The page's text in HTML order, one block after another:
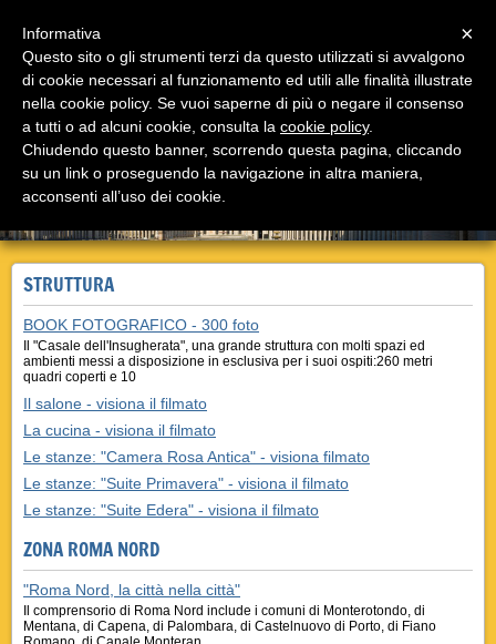
Casale Insugherata B&B Roma
Il bed and breakfast Casale Insugherata è a Roma in
via Cassia, unico nel suo genere!
STRUTTURA
BOOK FOTOGRAFICO - 300 foto
Il "Casale dell'Insugherata", una grande struttura con molti spazi ed
ambienti messi a disposizione in esclusiva per i suoi ospiti:260 metri
quadri coperti e 10
Il salone - visiona il filmato
La cucina - visiona il filmato
Le stanze: "Camera Rosa Antica" - visiona filmato
Le stanze: "Suite Primavera" - visiona il filmato
Le stanze: "Suite Edera" - visiona il filmato
ZONA ROMA NORD
"Roma Nord, la città nella città"
Il comprensorio di Roma Nord include i comuni di Monterotondo, di
Mentana, di Capena, di Palombara, di Castelnuovo di Porto, di Fiano
×
Informativa
Questo sito o gli strumenti terzi da questo utilizzati si avvalgono
di cookie necessari al funzionamento ed utili alle finalità illustrate
nella cookie policy. Se vuoi saperne di più o negare il consenso
a tutti o ad alcuni cookie, consulta la cookie policy.
Chiudendo questo banner, scorrendo questa pagina, cliccando
su un link o proseguendo la navigazione in altra maniera,
acconsenti all’uso dei cookie.